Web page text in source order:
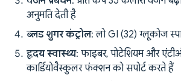
अनुमति देती है
ब्लड शुगर कंट्रोल: लो GI (32) ग्लूकोज
हृदय स्वास्थ्य: फाइबर, पोटेशियम और
कार्डियोवैस्कुलर फंक्शन को सपोर्ट करते हैं